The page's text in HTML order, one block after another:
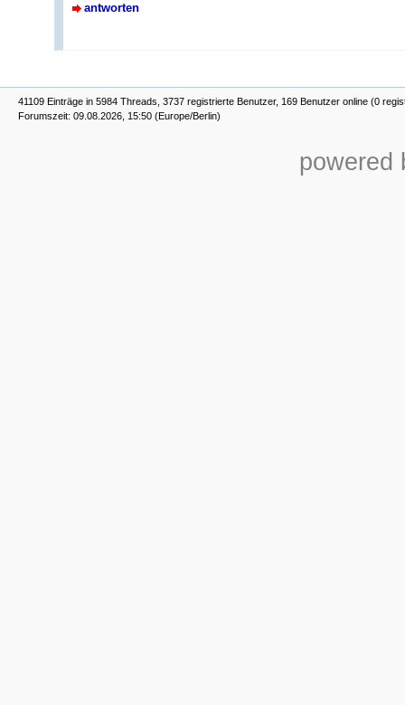
antworten
41109 Einträge in 5984 Threads, 3737 registrierte Benutzer, 169 Benutzer online (0
Forumszeit: 09.08.2026, 15:50 (Europe/Berlin)
powered